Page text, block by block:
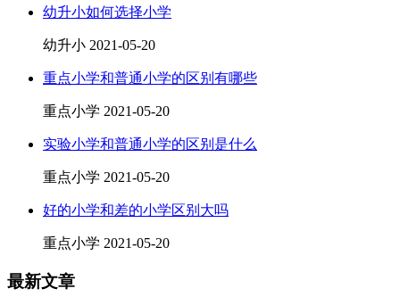
幼升小如何选择小学
幼升小 2021-05-20
重点小学和普通小学的区别有哪些
重点小学 2021-05-20
实验小学和普通小学的区别是什么
重点小学 2021-05-20
好的小学和差的小学区别大吗
重点小学 2021-05-20
最新文章